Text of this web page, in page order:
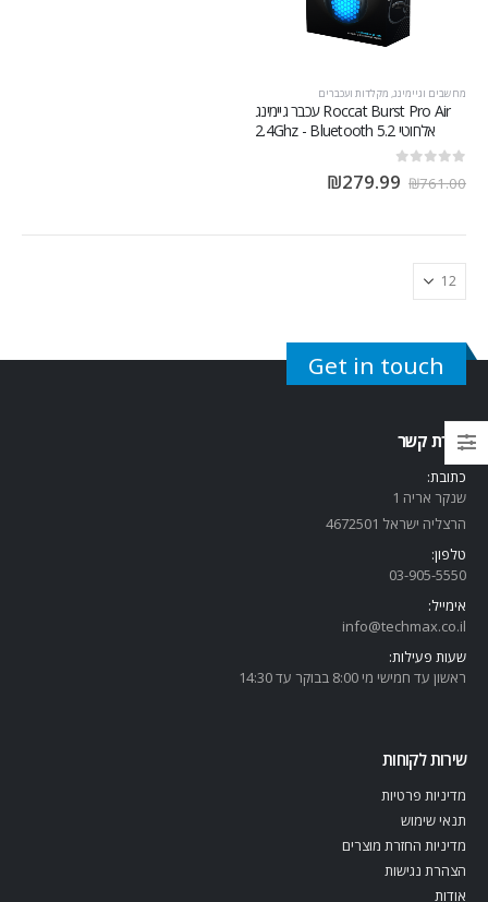
מחשבים וגיימינג, מקלדות ועכברים
Roccat Burst Pro Air עכבר גיימינג
‏אלחוטי 2.4Ghz - Bluetooth 5.2
₪761.00
₪279.99
Get in touch
יצירת קשר
כתובת:
שנקר אריה 1
הרצליה ישראל 4672501
טלפון:
03-905-5550
אימייל:
info@techmax.co.il
שעות פעילות:
ראשון עד חמישי מי 8:00 בבוקר עד 14:30
שירות לקוחות
מדיניות פרטיות
תנאי שימוש
מדיניות החזרת מוצרים
הצהרת נגישות
אודות